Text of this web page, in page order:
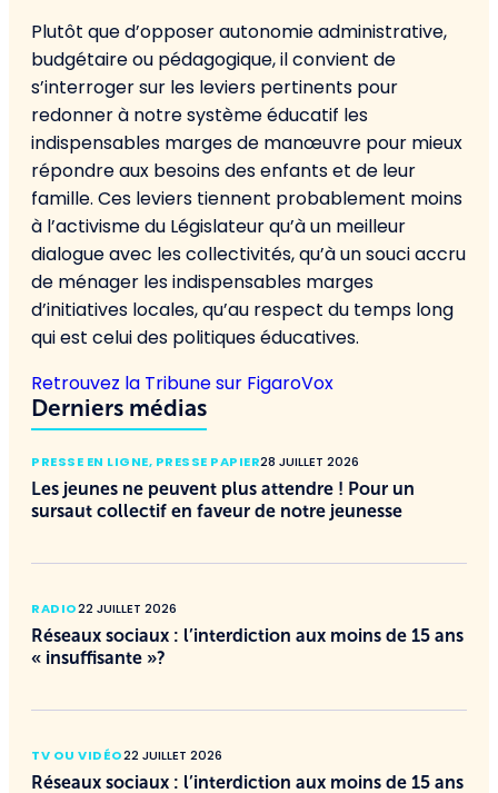
Plutôt que d’opposer autonomie administrative,
budgétaire ou pédagogique, il convient de
s’interroger sur les leviers pertinents pour
redonner à notre système éducatif les
indispensables marges de manœuvre pour mieux
répondre aux besoins des enfants et de leur
famille. Ces leviers tiennent probablement moins
à l’activisme du Législateur qu’à un meilleur
dialogue avec les collectivités, qu’à un souci accru
de ménager les indispensables marges
d’initiatives locales, qu’au respect du temps long
qui est celui des politiques éducatives.
Retrouvez la Tribune sur FigaroVox
Derniers médias
PRESSE EN LIGNE, PRESSE PAPIER28 JUILLET 2026
Les jeunes ne peuvent plus attendre ! Pour un
sursaut collectif en faveur de notre jeunesse
RADIO22 JUILLET 2026
Réseaux sociaux : l’interdiction aux moins de 15 ans
« insuffisante »?
TV OU VIDÉO22 JUILLET 2026
Réseaux sociaux : l’interdiction aux moins de 15 ans